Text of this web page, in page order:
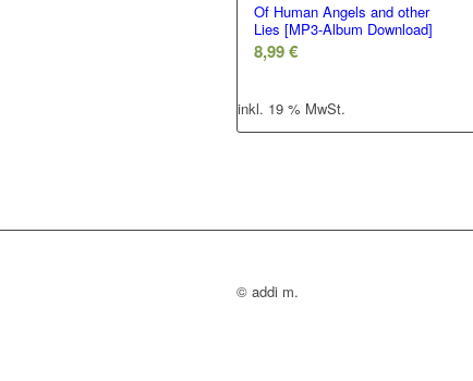
Of Human Angels and other
Lies [MP3-Album Download]
8,99€
inkl. 19 % MwSt.
© addi m.